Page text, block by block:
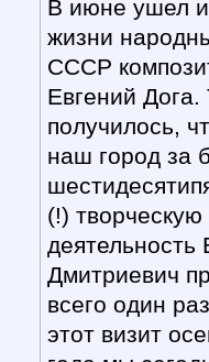
В июне ушел
жизни
СССР
Евгений Дога.
получилось,
наш город за
(!) творческую
деятельность
Дмитриевич
всего один
этот визит